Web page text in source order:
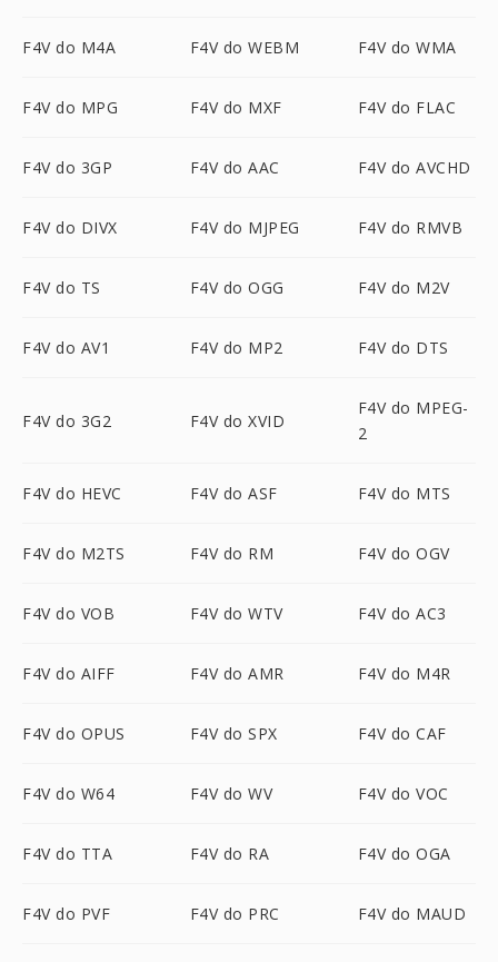
F4V do M4A F4V do WEBM F4V do WMA
F4V do MPG F4V do MXF F4V do FLAC
F4V do 3GP F4V do AAC F4V do AVCHD
F4V do DIVX F4V do MJPEG F4V do RMVB
F4V do TS F4V do OGG F4V do M2V
F4V do AV1 F4V do MP2 F4V do DTS
F4V do 3G2 F4V do XVID
F4V do MPEG-
2
F4V do HEVC F4V do ASF F4V do MTS
F4V do M2TS F4V do RM F4V do OGV
F4V do VOB F4V do WTV F4V do AC3
F4V do AIFF F4V do AMR F4V do M4R
F4V do OPUS F4V do SPX F4V do CAF
F4V do W64 F4V do WV F4V do VOC
F4V do TTA F4V do RA F4V do OGA
F4V do PVF F4V do PRC F4V do MAUD